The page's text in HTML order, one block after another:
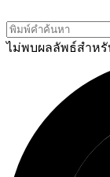
ไม่พบผลลัพธ์สำหรั